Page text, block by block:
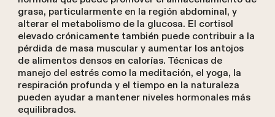
grasa, particularmente en la región abdominal, y
alterar el metabolismo de la glucosa. El cortisol
elevado crónicamente también puede contribuir a la
pérdida de masa muscular y aumentar los antojos
de alimentos densos en calorías. Técnicas de
manejo del estrés como la meditación, el yoga, la
respiración profunda y el tiempo en la naturaleza
pueden ayudar a mantener niveles hormonales más
equilibrados.